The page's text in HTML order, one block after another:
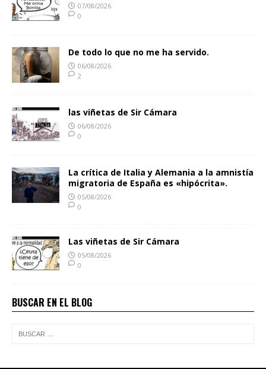
07/08/2026
0
De todo lo que no me ha servido.
06/08/2026
2
las viñetas de Sir Cámara
06/08/2026
0
La crítica de Italia y Alemania a la amnistía
migratoria de España es «hipócrita».
05/08/2026
0
Las viñetas de Sir Cámara
05/08/2026
0
BUSCAR EN EL BLOG